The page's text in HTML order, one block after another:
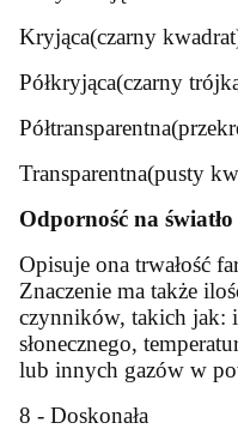
Kryjąca(czarny
Półkryjąca(czarny
Transparentna(pusty
Odporność na
Opisuje ona trwałość
Znaczenie ma także
czynników, takich jak:
słonecznego,
lub innych gazów w
8 - Doskonała